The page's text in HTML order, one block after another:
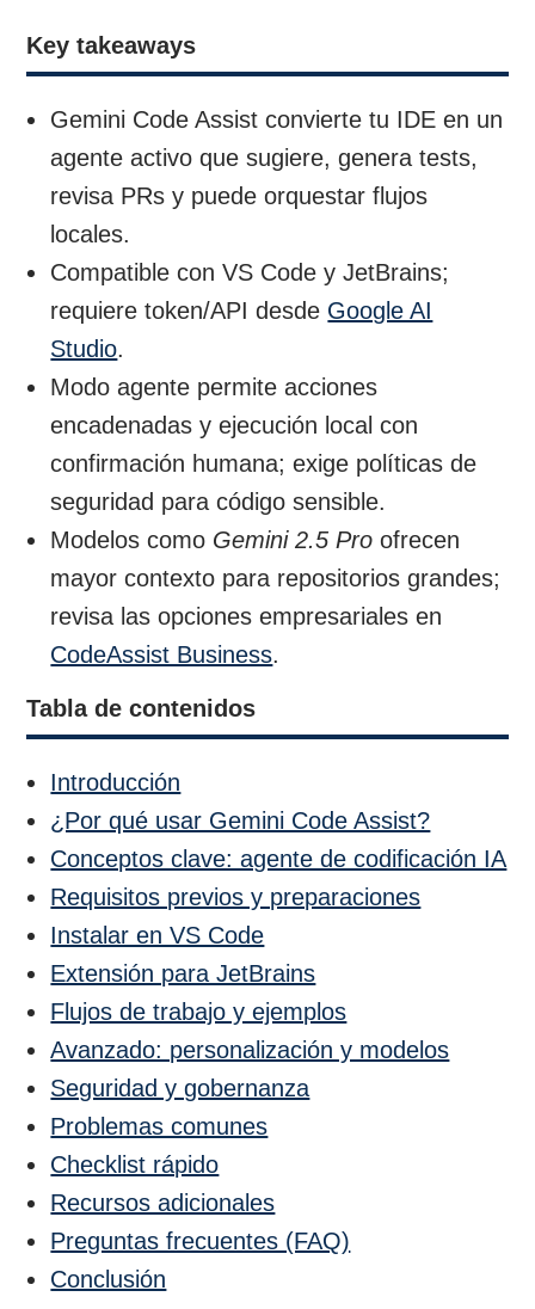
Key takeaways
Gemini Code Assist convierte tu IDE en un
agente activo que sugiere, genera tests,
revisa PRs y puede orquestar flujos
locales.
Compatible con VS Code y JetBrains;
requiere token/API desde Google AI
Studio.
Modo agente permite acciones
encadenadas y ejecución local con
confirmación humana; exige políticas de
seguridad para código sensible.
Modelos como Gemini 2.5 Pro ofrecen
mayor contexto para repositorios grandes;
revisa las opciones empresariales en
CodeAssist Business.
Tabla de contenidos
Introducción
¿Por qué usar Gemini Code Assist?
Conceptos clave: agente de codificación IA
Requisitos previos y preparaciones
Instalar en VS Code
Extensión para JetBrains
Flujos de trabajo y ejemplos
Avanzado: personalización y modelos
Seguridad y gobernanza
Problemas comunes
Checklist rápido
Recursos adicionales
Preguntas frecuentes (FAQ)
Conclusión